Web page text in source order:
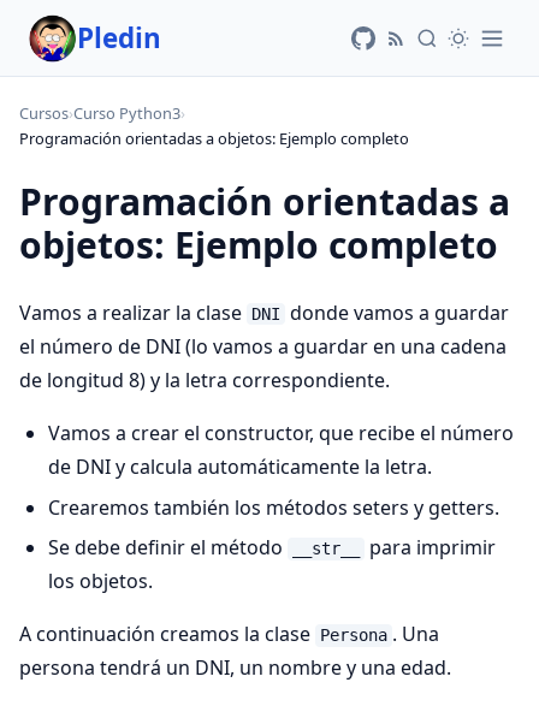
Pledin
Cursos›Curso Python3›
Programación orientadas a objetos: Ejemplo completo
Programación orientadas a
objetos: Ejemplo completo
Vamos a realizar la clase DNI donde vamos a guardar
el número de DNI (lo vamos a guardar en una cadena
de longitud 8) y la letra correspondiente.
Vamos a crear el constructor, que recibe el número
de DNI y calcula automáticamente la letra.
Crearemos también los métodos seters y getters.
Se debe definir el método
__str__
para imprimir
los objetos.
A continuación creamos la clase Persona . Una
persona tendrá un DNI, un nombre y una edad.